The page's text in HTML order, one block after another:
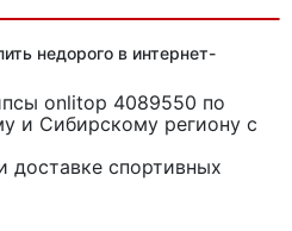
недорого в интернет-
onlitop 4089550 по
и Сибирскому региону с
доставке спортивных